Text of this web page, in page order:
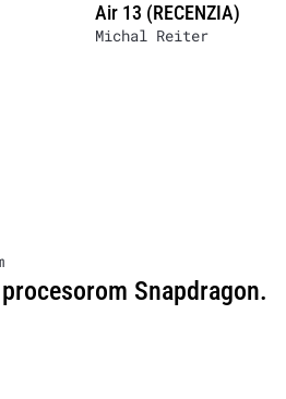
Air 13 (RECENZIA)
Michal Reiter
Snapdragon.